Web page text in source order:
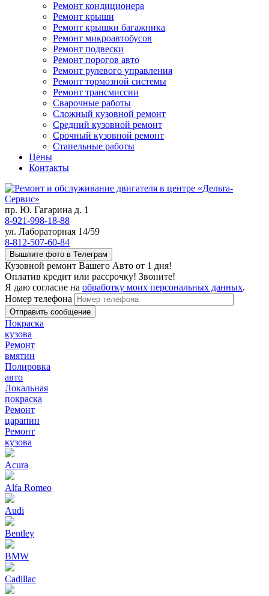
Ремонт кондиционера
Ремонт крыши
Ремонт крышки багажника
Ремонт микроавтобусов
Ремонт подвески
Ремонт порогов авто
Ремонт рулевого управления
Ремонт тормозной системы
Ремонт трансмиссии
Сварочные работы
Сложный кузовной ремонт
Средний кузовной ремонт
Срочный кузовной ремонт
Стапельные работы
Цены
Контакты
пр. Ю. Гагарина д. 1
8-921-998-18-88
ул. Лабораторная 14/59
8-812-507-60-84
Вышлите фото в Телеграм
Кузовной ремонт Вашего Авто от 1 дня!
Оплатив кредит или рассрочку! Звоните!
Я даю согласие на обработку моих персональных данных.
Номер телефона
Покраска
кузова
Ремонт
вмятин
Полировка
авто
Локальная
покраска
Ремонт
царапин
Ремонт
кузова
Acura
Alfa Romeo
Audi
Bentley
BMW
Cadillac